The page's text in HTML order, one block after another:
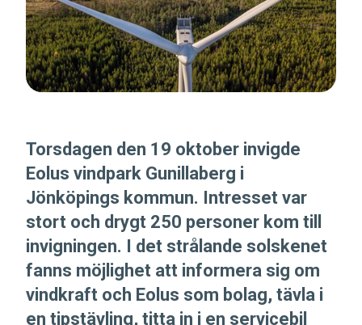
Torsdagen den 19 oktober invigde
Eolus vindpark Gunillaberg i
Jönköpings kommun. Intresset var
stort och drygt 250 personer kom till
invigningen. I det strålande solskenet
fanns möjlighet att informera sig om
vindkraft och Eolus som bolag, tävla i
en tipstävling, titta in i en servicebil